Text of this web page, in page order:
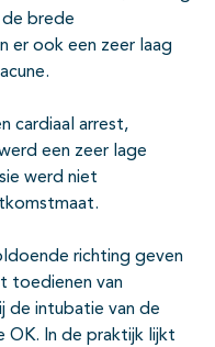
de brede
er ook een zeer laag
cardiaal arrest,
een zeer lage
werd niet
richting geven
toedienen van
de intubatie van de
In de praktijk lijkt